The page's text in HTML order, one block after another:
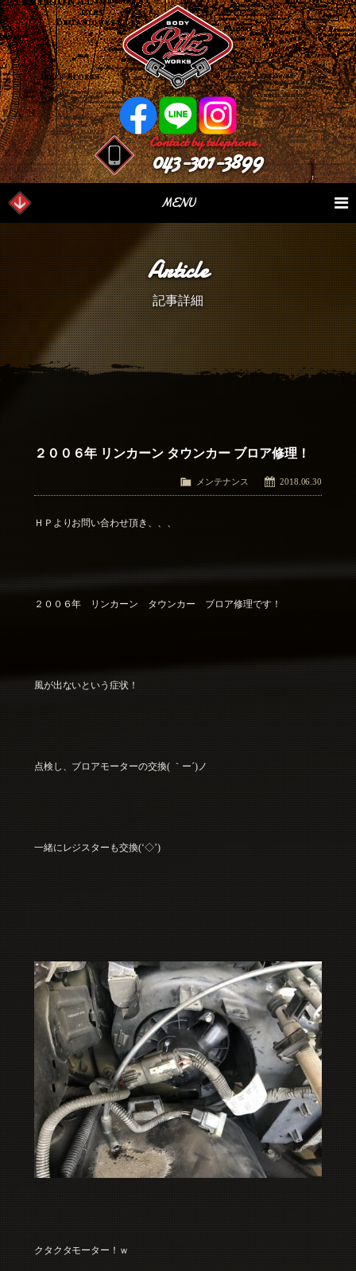
Contact by telephone.
043-301-3899
MENU
Our Serivce Stock List
在庫車情報
Parts Sales Case Study
作業日誌
Blog
つぶやき Factory
会社概要
Article
記事詳細
２００６年 リンカーン タウンカー ブロア修理！
2018.06.30
メンテナンス
ＨＰよりお問い合わせ頂き、、、
２００６年 リンカーン タウンカー ブロア修理です！
風が出ないという症状！
点検し、ブロアモーターの交換( ｀ー´)ノ
一緒にレジスターも交換(‘◇’)ゞ
クタクタモーター！ｗ